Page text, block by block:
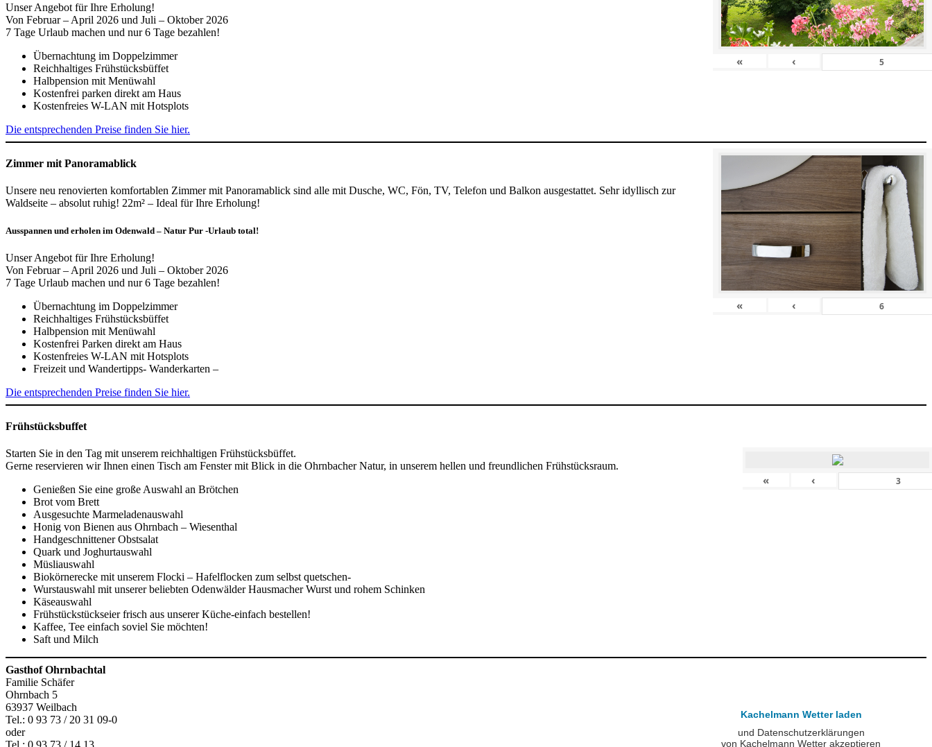
« ‹
Unser Angebot für Ihre Erholung!
Von Februar – April 2026 und Juli – Oktober 2026
7 Tage Urlaub machen und nur 6 Tage bezahlen!
Übernachtung im Doppelzimmer
Reichhaltiges Frühstücksbüffet
Halbpension mit Menüwahl
Kostenfrei parken direkt am Haus
Kostenfreies W-LAN mit Hotsplots
Die entsprechenden Preise finden Sie hier.
« ‹
Zimmer mit Panoramablick
Unsere neu renovierten komfortablen Zimmer mit Panoramablick sind alle mit Dusche, WC, Fön, TV, Telefon und Balkon ausgestattet. Sehr idyllisch zur
Waldseite – absolut ruhig! 22m² – Ideal für Ihre Erholung!
Ausspannen und erholen im Odenwald – Natur Pur -Urlaub total!
Unser Angebot für Ihre Erholung!
Von Februar – April 2026 und Juli – Oktober 2026
7 Tage Urlaub machen und nur 6 Tage bezahlen!
Übernachtung im Doppelzimmer
Reichhaltiges Frühstücksbüffet
Halbpension mit Menüwahl
Kostenfrei Parken direkt am Haus
Kostenfreies W-LAN mit Hotsplots
Freizeit und Wandertipps- Wanderkarten –
Die entsprechenden Preise finden Sie hier.
Frühstücksbuffet
« ‹
Starten Sie in den Tag mit unserem reichhaltigen Frühstücksbüffet.
Gerne reservieren wir Ihnen einen Tisch am Fenster mit Blick in die Ohrnbacher Natur, in unserem hellen und freundlichen Frühstücksraum.
Genießen Sie eine große Auswahl an Brötchen
Brot vom Brett
Ausgesuchte Marmeladenauswahl
Honig von Bienen aus Ohrnbach – Wiesenthal
Handgeschnittener Obstsalat
Quark und Joghurtauswahl
Müsliauswahl
Biokörnerecke mit unserem Flocki – Hafelflocken zum selbst quetschen-
Wurstauswahl mit unserer beliebten Odenwälder Hausmacher Wurst und rohem Schinken
Käseauswahl
Frühstückstückseier frisch aus unserer Küche-einfach bestellen!
Kaffee, Tee einfach soviel Sie möchten!
Saft und Milch
Gasthof Ohrnbachtal
Familie Schäfer
Ohrnbach 5
63937 Weilbach
Tel.: 0 93 73 / 20 31 09-0
oder
Kachelmann Wetter laden
und Datenschutzerklärungen
von Kachelmann Wetter akzeptieren